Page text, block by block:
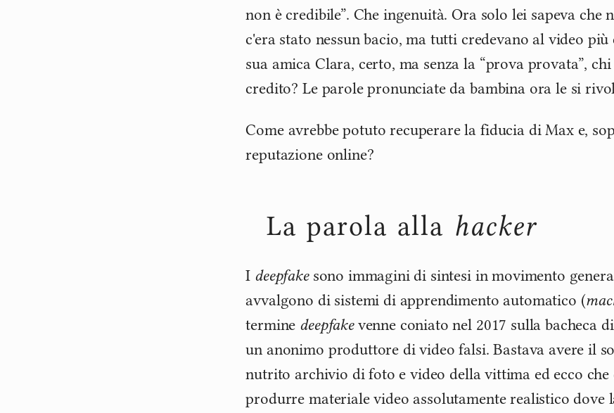
non è credibile”. Che ingenuità. Ora solo lei sapeva che
c'era stato nessun bacio, ma tutti credevano al video più
sua amica Clara, certo, ma senza la “prova provata”,
credito? Le parole pronunciate da bambina ora le si
Come avrebbe potuto recuperare la fiducia di Max e,
reputazione online?
La parola alla hacker
I deepfakesono immagini di sintesi in movimento
avvalgono di sistemi di apprendimento automatico (
termine deepfakevenne coniato nel 2017 sulla bacheca
un anonimo produttore di video falsi. Bastava avere il
nutrito archivio di foto e video della vittima ed ecco che
produrre materiale video assolutamente realistico dove